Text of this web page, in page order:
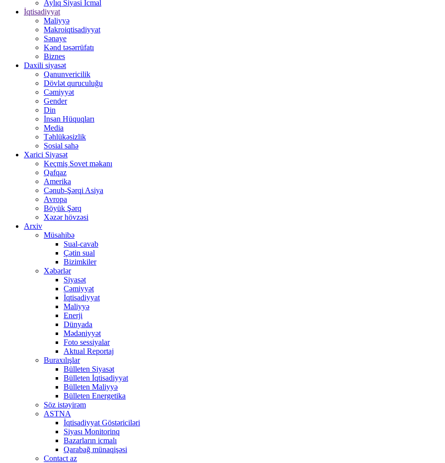
Aylıq Siyasi İcmal
İqtisadiyyat
Maliyyə
Makroiqtisadiyyat
Sənaye
Kənd təsərrüfatı
Biznes
Daxili siyasət
Qanunvericilik
Dövlət quruculuğu
Cəmiyyət
Gender
Din
İnsan Hüquqları
Media
Təhlükəsizlik
Sosial sahə
Xarici Siyasət
Keçmiş Sovet məkanı
Qafqaz
Amerika
Cənub-Şərqi Asiya
Avropa
Böyük Şərq
Xəzər hövzəsi
Arxiv
Müsahibə
Sual-cavab
Çətin sual
Bizimkiler
Xəbərlər
Siyasət
Cəmiyyət
İqtisadiyyat
Maliyyə
Enerji
Dünyada
Mədəniyyət
Foto sessiyalar
Aktual Reportaj
Buraxılışlar
Bülleten Siyasət
Bülleten İqtisadiyyat
Bülleten Maliyyə
Bülleten Energetika
Söz istəyirəm
ASTNA
İqtisadiyyat Göstəriciləri
Siyası Monitorinq
Bazarların icmalı
Qarabağ münaqişəsi
Contact az